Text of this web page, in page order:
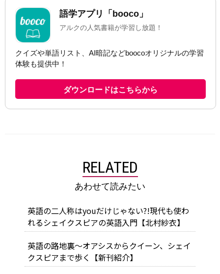
RELATED
あわせて読みたい
英語の二人称はyouだけじゃない?!現代も使わ
れるシェイクスピアの英語入門【北村紗衣】
英語の路地裏～オアシスからクイーン、シェイ
クスピアまで歩く【新刊紹介】